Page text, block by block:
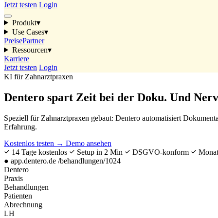
Jetzt testen Login
Produkt▾
Use Cases▾
PreisePartner
Ressourcen▾
Karriere
Jetzt testen Login
KI für Zahnarztpraxen
Dentero spart Zeit bei der Doku. Und
Speziell für Zahnarztpraxen gebaut: Dentero automatisiert
Erfahrung.
Kostenlos testen → Demo ansehen
14 Tage kostenlos
Setup in 2 Min DSGVO-konform
● app.dentero.de /behandlungen/1024
Dentero
Praxis
Behandlungen
Patienten
Abrechnung
LH